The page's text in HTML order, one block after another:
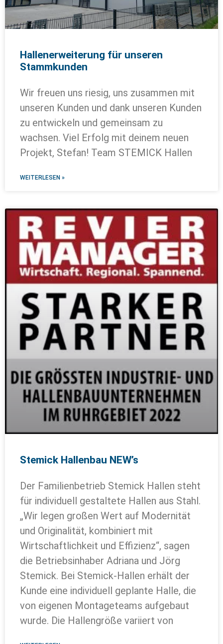
Hallenerweiterung für unseren
Stammkunden
Wir freuen uns riesig, uns zusammen mit
unseren Kunden und dank unseren Kunden
zu entwickeln und gemeinsam zu
wachsen. Viel Erfolg mit deinem neuen
Projekt, Stefan! Team STEMICK Hallen
WEITERLESEN »
Stemick Hallenbau NEW’s
Der Familienbetrieb Stemick Hallen steht
für individuell gestaltete Hallen aus Stahl.
„Wir legen großen Wert auf Modernität
und Originalität, kombiniert mit
Wirtschaftlichkeit und Effizienz“, sagen
die Betriebsinhaber Adriana und Jörg
Stemick. Bei Stemick-Hallen erhält der
Kunde eine individuell geplante Halle, die
von eigenen Montageteams aufgebaut
wurde. Die Hallengröße variiert von